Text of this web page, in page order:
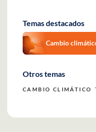
Temas destacados
Cambio
Otros temas
CAMBIO CLIMÁTICO